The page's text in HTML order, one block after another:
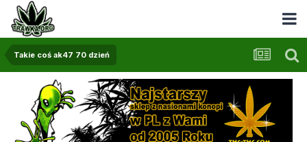
Takie coś ak47 70 dzień